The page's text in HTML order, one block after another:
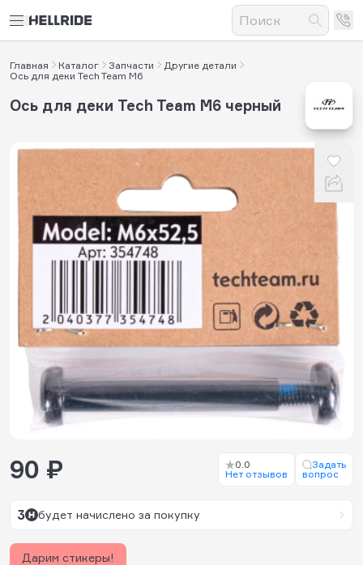
Главная Каталог Запчасти
Другие детали
Ось для деки Tech Team M6
Ось для деки Tech Team M6 черный
90 ₽
0.0
Нет отзывов
Задать
вопрос
3 будет начислено за покупку
Дарим стикеры!